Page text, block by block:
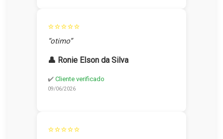
⭐⭐⭐⭐⭐
“otimo”
👤 Ronie Elson da Silva
✔️ Cliente verificado
09/06/2026
⭐⭐⭐⭐⭐